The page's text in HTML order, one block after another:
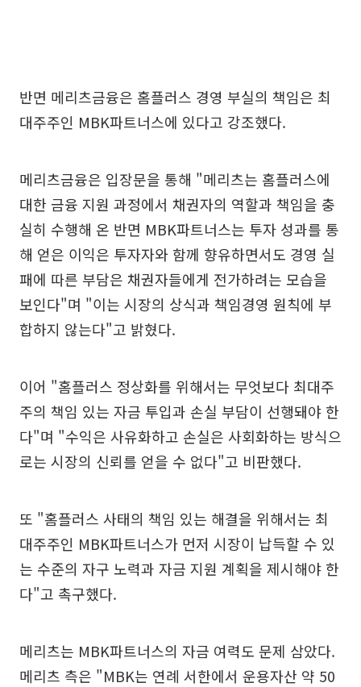
반면 메리츠금융은 홈플러스 경영 부실의 책임은 최
대주주인 MBK파트너스에 있다고 강조했다.
메리츠금융은 입장문을 통해 "메리츠는 홈플러스에
대한 금융 지원 과정에서 채권자의 역할과 책임을 충
실히 수행해 온 반면 MBK파트너스는 투자 성과를 통
해 얻은 이익은 투자자와 함께 향유하면서도 경영 실
패에 따른 부담은 채권자들에게 전가하려는 모습을
보인다"며 "이는 시장의 상식과 책임경영 원칙에 부
합하지 않는다"고 밝혔다.
이어 "홈플러스 정상화를 위해서는 무엇보다 최대주
주의 책임 있는 자금 투입과 손실 부담이 선행돼야 한
다"며 "수익은 사유화하고 손실은 사회화하는 방식으
로는 시장의 신뢰를 얻을 수 없다"고 비판했다.
또 "홈플러스 사태의 책임 있는 해결을 위해서는 최
대주주인 MBK파트너스가 먼저 시장이 납득할 수 있
는 수준의 자구 노력과 자금 지원 계획을 제시해야 한
다"고 촉구했다.
메리츠는 MBK파트너스의 자금 여력도 문제 삼았다.
메리츠 측은 "MBK는 연례 서한에서 운용자산 약 50